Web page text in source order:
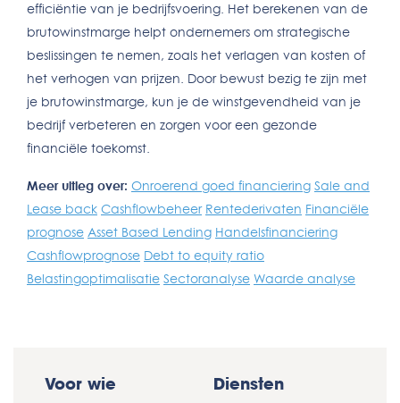
efficiëntie van je bedrijfsvoering. Het berekenen van de
brutowinstmarge helpt ondernemers om strategische
beslissingen te nemen, zoals het verlagen van kosten of
het verhogen van prijzen. Door bewust bezig te zijn met
je brutowinstmarge, kun je de winstgevendheid van je
bedrijf verbeteren en zorgen voor een gezonde
financiële toekomst.
Meer uitleg over: Onroerend goed financiering Sale and
Lease back Cashflowbeheer Rentederivaten Financiële
prognose Asset Based Lending Handelsfinanciering
Cashflowprognose Debt to equity ratio
Belastingoptimalisatie Sectoranalyse Waarde analyse
Voor wie Diensten